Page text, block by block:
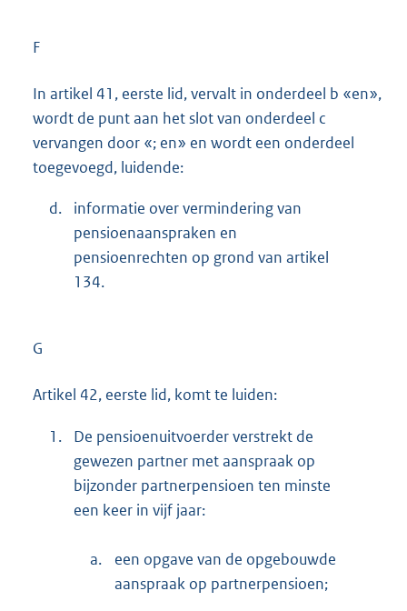
F
In artikel 41, eerste lid, vervalt in onderdeel b «en»,
wordt de punt aan het slot van onderdeel c
vervangen door «; en» en wordt een onderdeel
toegevoegd, luidende:
d.
informatie over vermindering van
pensioenaanspraken en
pensioenrechten op grond van artikel
134.
G
Artikel 42, eerste lid, komt te luiden:
1.
De pensioenuitvoerder verstrekt de
gewezen partner met aanspraak op
bijzonder partnerpensioen ten minste
een keer in vijf jaar:
a.
een opgave van de opgebouwde
aanspraak op partnerpensioen;